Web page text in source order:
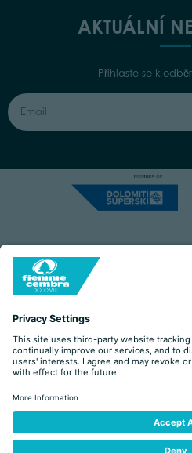
AKTUÁLNÍ
Přihlaste se k
Capitale Sociale: Euro
COOKIES IMPRINT